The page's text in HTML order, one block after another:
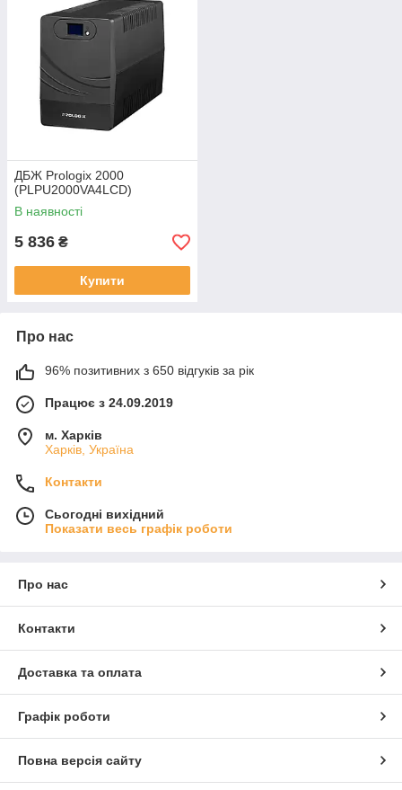
ДБЖ Prologix 2000
(PLPU2000VA4LCD)
В наявності
5 836 ₴
Купити
Про нас
96% позитивних з 650 відгуків за рік
Працює з 24.09.2019
м. Харків
Харків, Україна
Контакти
Сьогодні вихідний
Показати весь графік роботи
Про нас
Контакти
Доставка та оплата
Графік роботи
Повна версія сайту